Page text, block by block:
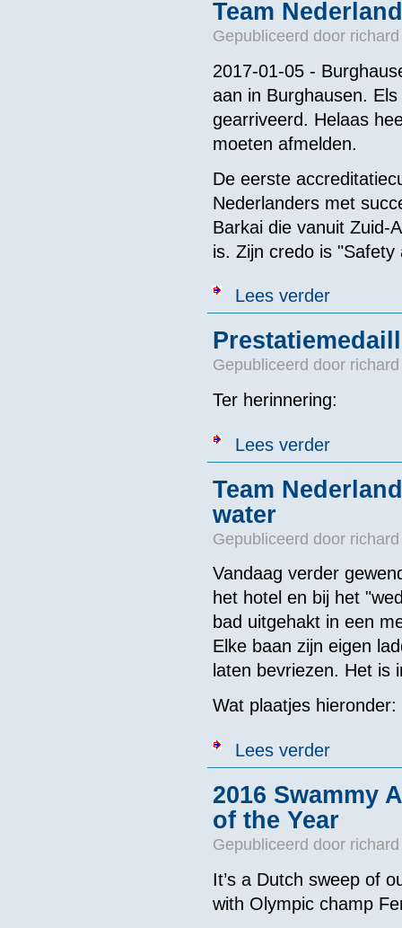
Team
Gepubliceerd door
2017-01-05 -
aan in Burghausen.
gearriveerd. Helaas
moeten afmelden.
De eerste
Nederlanders met
Barkai die vanuit Zuid-
is. Zijn credo is "Safety
Lees verderover Team
Gepubliceerd door
Ter herinnering:
Lees verderover
Team
water
Gepubliceerd door
Vandaag verder
het hotel en bij het
bad uitgehakt in een
Elke baan zijn eigen
laten bevriezen. Het is
Wat plaatjes hieronder:
Lees verderover Team
2016 Swammy
of the Year
Gepubliceerd door
It’s a Dutch sweep of
with Olympic champ